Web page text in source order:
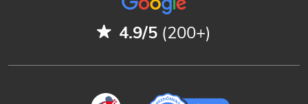
4.9/5 (200+)